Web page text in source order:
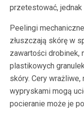
przetestować, jednak
Peelingi
złuszczają skórę w
zawartości drobinek,
plastikowych
skóry. Cery
wypryskami mogą
pocieranie może je